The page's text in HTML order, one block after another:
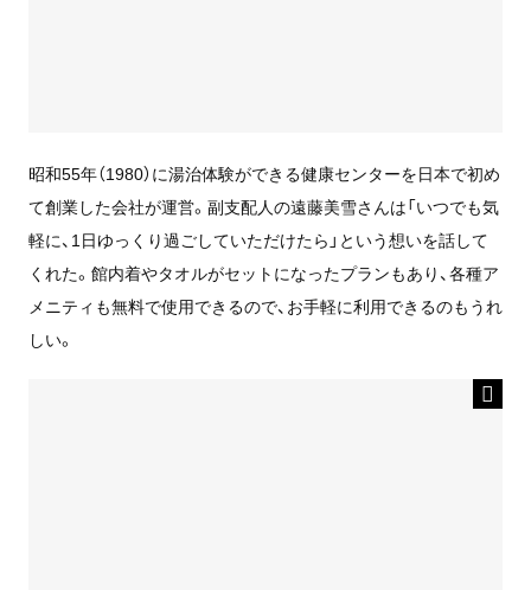
昭和55年（1980）に湯治体験ができる健康センターを日本で初め
て創業した会社が運営。副支配人の遠藤美雪さんは「いつでも気
軽に、1日ゆっくり過ごしていただけたら」という想いを話して
くれた。館内着やタオルがセットになったプランもあり、各種ア
メニティも無料で使用できるので、お手軽に利用できるのもうれ
しい。